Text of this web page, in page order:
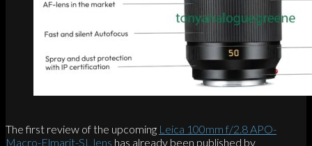
The first review of the upcoming Leica 100mm f/2.8 APO-
Macro-Elmarit-SL lens has already been published by